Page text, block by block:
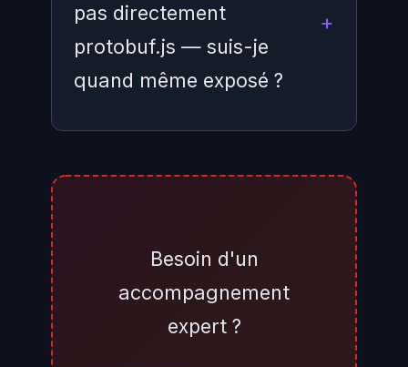
pas directement
protobuf.js — suis-je
quand même exposé ?
les Google Cloud Client Libraries
Milvus ou Temporal. La
commande npm ls protobufjs
Besoin d'un
accompagnement
expert ?